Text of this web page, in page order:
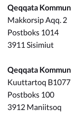
Qeqqata
Makkorsip Aqq. 2
Postboks 1014
3911 Sisimiut
Qeqqata
Kuuttartoq B1077
Postboks 100
3912 Maniitsoq